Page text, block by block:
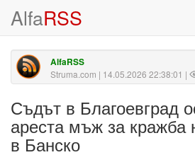
AlfaRSS
AlfaRSS
Struma.com | 14.05.2026 22:38:01 |
Съдът в Благоевград
ареста мъж за кражба
в Банско